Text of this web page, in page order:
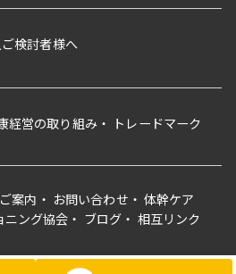
検討者様へ
経営の取り組み トレードマーク
案内 お問い合わせ
体幹ケア
ニング協会
ブログ 相互リンク